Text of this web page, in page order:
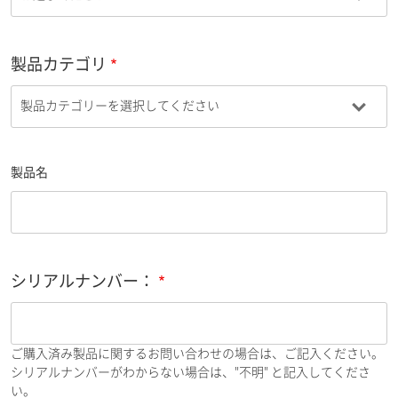
製品カテゴリ
製品名
シリアルナンバー：
ご購入済み製品に関するお問い合わせの場合は、ご記入ください。
シリアルナンバーがわからない場合は、"不明" と記入してくださ
い。